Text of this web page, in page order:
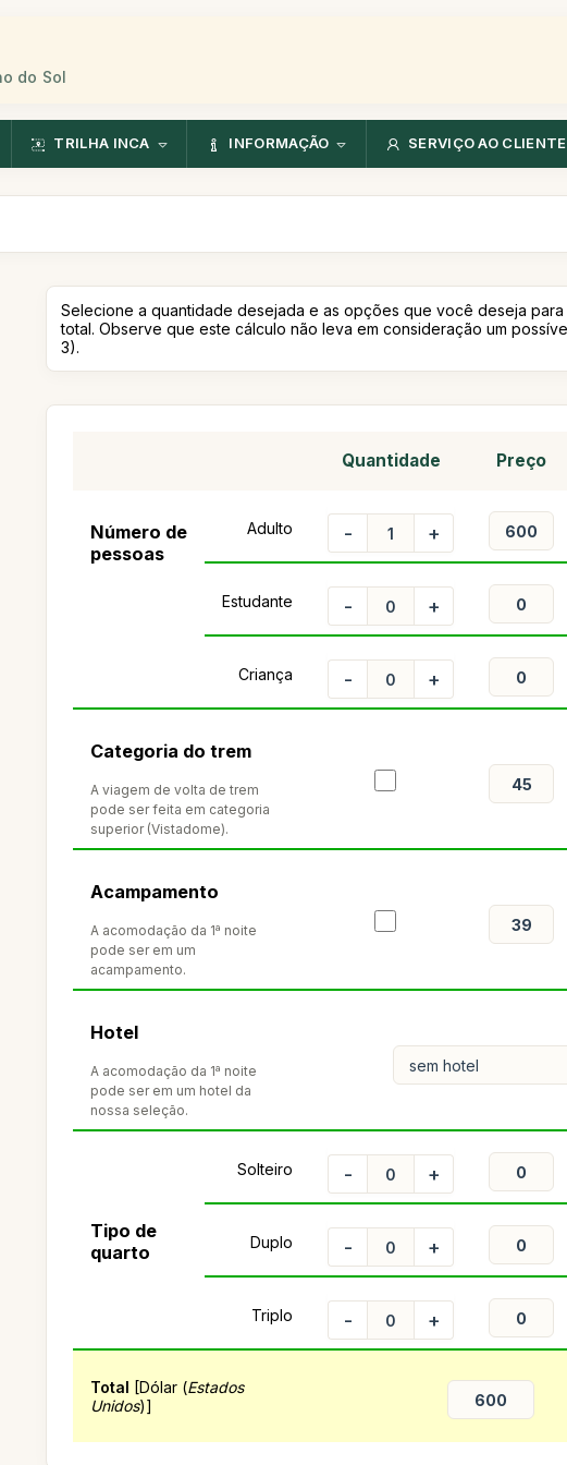
do Sol
TRILHA INCA INFORMAÇÃO SERVIÇO AO CLIENTE
Selecione a quantidade desejada e as opções que você deseja
total. Observe que este cálculo não leva em consideração um
3).
Quantidade Preço
Número de
pessoas
Adulto - +
Estudante - +
Criança - +
Categoria do trem
A viagem de volta de trem
pode ser feita em categoria
superior (Vistadome).
Acampamento
A acomodação da 1ª noite
pode ser em um
acampamento.
Hotel
A acomodação da 1ª noite
pode ser em um hotel da
nossa seleção.
Tipo de
quarto
Solteiro - +
Duplo - +
Triplo - +
Total [Dólar (Estados
Unidos)]